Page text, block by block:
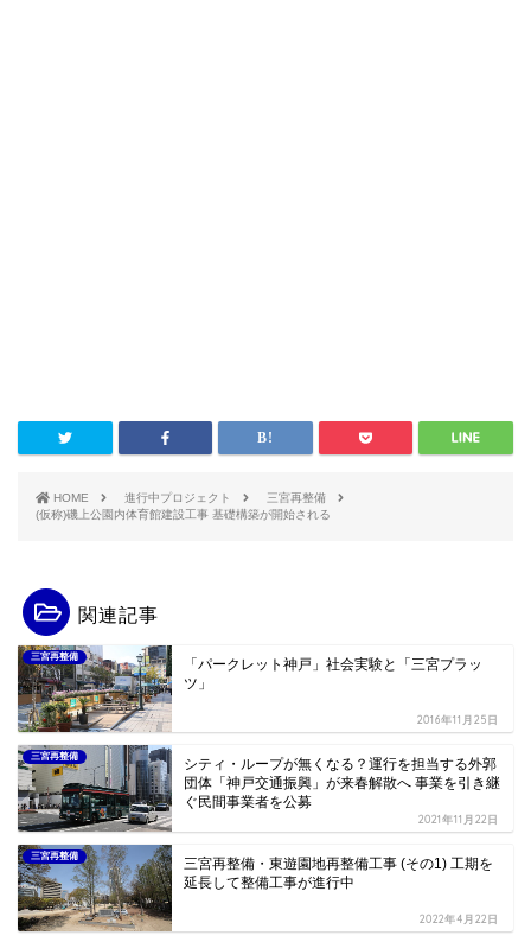
HOME 進行中プロジェクト
三宮再整備
(仮称)磯上公園内体育館建設工事 基礎構築が開始される
関連記事
三宮再整備
「パークレット神戸」社会実験と「三宮プラッ
ツ」
2016年11月25日
三宮再整備
シティ・ループが無くなる？運行を担当する外郭
団体「神戸交通振興」が来春解散へ 事業を引き継
ぐ民間事業者を公募
2021年11月22日
三宮再整備
三宮再整備・東遊園地再整備工事 (その1) 工期を
延長して整備工事が進行中
2022年4月22日